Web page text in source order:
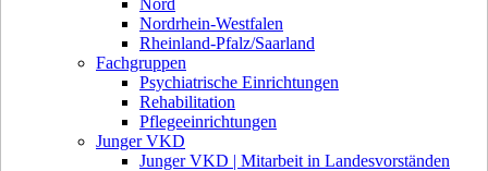
Nord
Nordrhein-Westfalen
Rheinland-Pfalz/Saarland
Fachgruppen
Psychiatrische Einrichtungen
Rehabilitation
Pflegeeinrichtungen
Junger VKD
Junger VKD | Mitarbeit in Landesvorständen